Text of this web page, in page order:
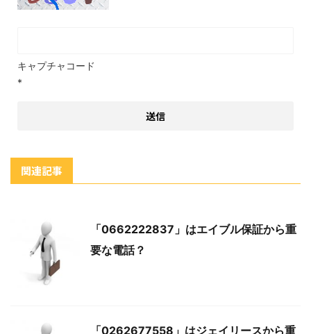
キャプチャコード
*
関連記事
「0662222837」はエイブル保証から重
要な電話？
「0262677558」はジェイリースから重